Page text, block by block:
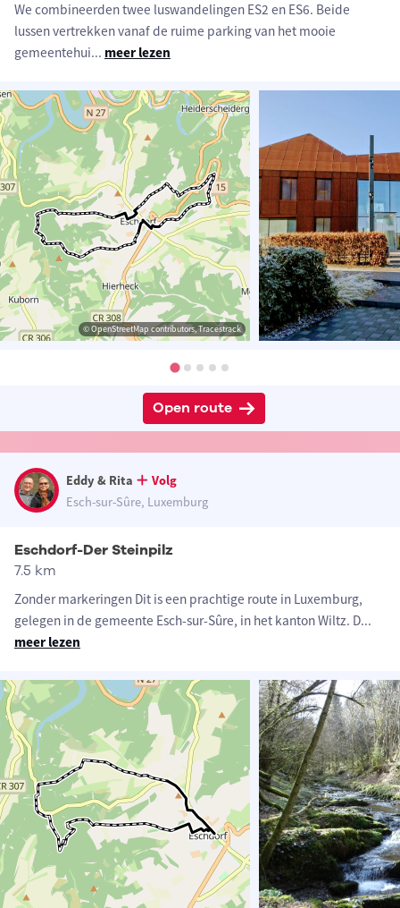
We combineerden twee luswandelingen ES2 en ES6. Beide
lussen vertrekken vanaf de ruime parking van het mooie
gemeentehui... meer lezen
© OpenStreetMap contributors, Tracestrack
Open route
Eddy & Rita
Volg
Esch-sur-Sûre, Luxemburg
Eschdorf-Der Steinpilz
7.5 km
Zonder markeringen Dit is een prachtige route in Luxemburg,
gelegen in de gemeente Esch-sur-Sûre, in het kanton Wiltz. D...
meer lezen